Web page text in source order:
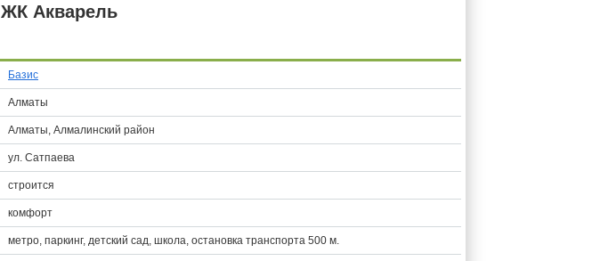
ЖК Акварель
Базис
Алматы
Алматы, Алмалинский район
ул. Сатпаева
строится
комфорт
метро, паркинг, детский сад, школа, остановка транспорта 500 м.